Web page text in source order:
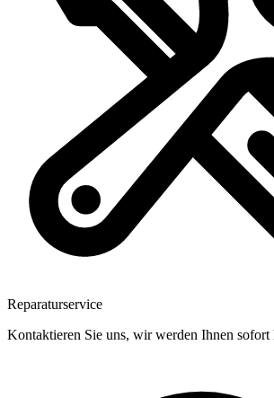
Reparaturservice
Kontaktieren Sie uns, wir werden Ihnen sofort